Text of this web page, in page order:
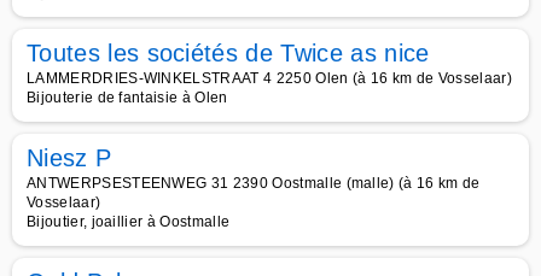
Toutes les sociétés de Twice as nice
LAMMERDRIES-WINKELSTRAAT 4 2250 Olen (à 16 km de Vosselaar)
Bijouterie de fantaisie à Olen
Niesz P
ANTWERPSESTEENWEG 31 2390 Oostmalle (malle) (à 16 km de
Vosselaar)
Bijoutier, joaillier à Oostmalle